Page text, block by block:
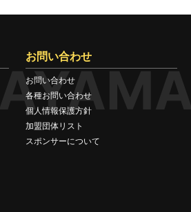
お問い合わせ
お問い合わせ
各種お問い合わせ
個人情報保護方針
加盟団体リスト
スポンサーについて